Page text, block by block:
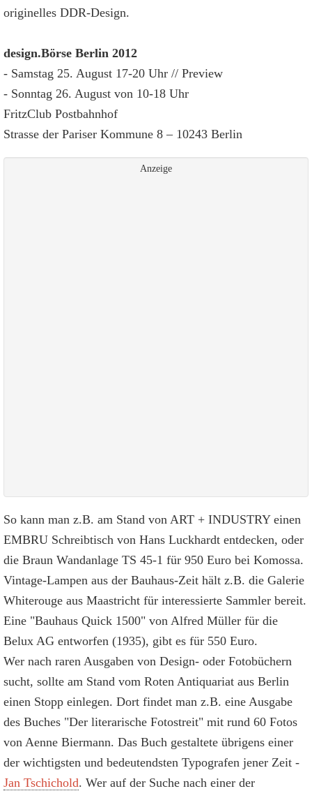
originelles DDR-Design.
design.Börse Berlin 2012
- Samstag 25. August 17-20 Uhr // Preview
- Sonntag 26. August von 10-18 Uhr
FritzClub Postbahnhof
Strasse der Pariser Kommune 8 – 10243 Berlin
Anzeige
So kann man z.B. am Stand von ART + INDUSTRY einen
EMBRU Schreibtisch von Hans Luckhardt entdecken, oder
die Braun Wandanlage TS 45-1 für 950 Euro bei Komossa.
Vintage-Lampen aus der Bauhaus-Zeit hält z.B. die Galerie
Whiterouge aus Maastricht für interessierte Sammler bereit.
Eine "Bauhaus Quick 1500" von Alfred Müller für die
Belux AG entworfen (1935), gibt es für 550 Euro.
Wer nach raren Ausgaben von Design- oder Fotobüchern
sucht, sollte am Stand vom Roten Antiquariat aus Berlin
einen Stopp einlegen. Dort findet man z.B. eine Ausgabe
des Buches "Der literarische Fotostreit" mit rund 60 Fotos
von Aenne Biermann. Das Buch gestaltete übrigens einer
der wichtigsten und bedeutendsten Typografen jener Zeit -
Jan Tschichold. Wer auf der Suche nach einer der